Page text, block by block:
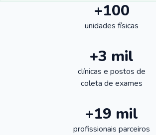
+100
unidades físicas
+3 mil
clínicas e postos de
coleta de exames
+19 mil
profissionais parceiros